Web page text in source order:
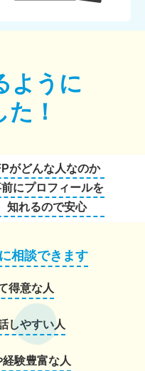
ように
！
がどんな人なのか
にプロフィールを
知れるので安心
相談できます
得意な人
しやすい人
験豊富な人